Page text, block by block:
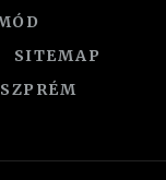
SITEMAP